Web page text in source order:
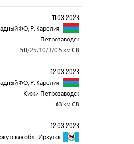
11.03.2023
ФО, Р. Карелия,
Петрозаводск
50/25/10/3/0.5 км СВ
12.03.2023
ФО, Р. Карелия,
Кижи-Петрозаводск
63 км СВ
12.03.2023
обл., Иркутск